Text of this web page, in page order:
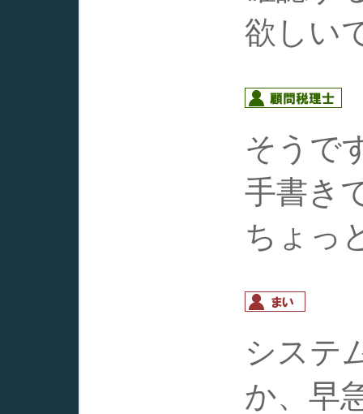
欲しい
そう
手書き
ちょっ
システ
か、早